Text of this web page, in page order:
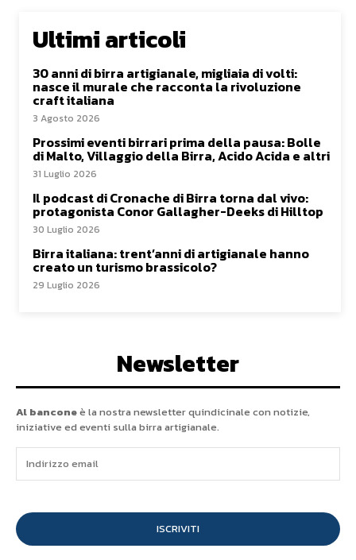
Ultimi articoli
30 anni di birra artigianale, migliaia di volti:
nasce il murale che racconta la rivoluzione
craft italiana
3 Agosto 2026
Prossimi eventi birrari prima della pausa: Bolle
di Malto, Villaggio della Birra, Acido Acida e altri
31 Luglio 2026
Il podcast di Cronache di Birra torna dal vivo:
protagonista Conor Gallagher-Deeks di Hilltop
30 Luglio 2026
Birra italiana: trent’anni di artigianale hanno
creato un turismo brassicolo?
29 Luglio 2026
Newsletter
Al banconeè la nostra newsletter quindicinale con notizie,
iniziative ed eventi sulla birra artigianale.
ISCRIVITI